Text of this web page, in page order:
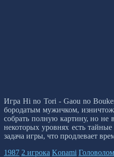
Игра Hi no Tori - Gaou no
бородатым мужичком,
собрать полную картину, но не
некоторых уровнях есть
задача игры, что продлевает
1987 2 игрока Konami